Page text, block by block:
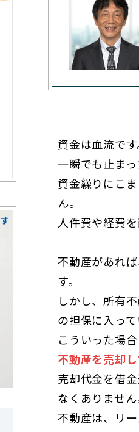
資金は血流です
一瞬でも止まっ
資金繰りにこ
ん。
人件費や経費
不動産があれ
す。
しかし、所有
の担保に入って
こういった場
不動産を売却
売却代金を借
なくありません
不動産は、リ